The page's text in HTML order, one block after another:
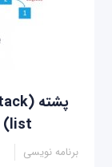
list) چیستند و چه کاربردی دارند؟
برنامه نویسی